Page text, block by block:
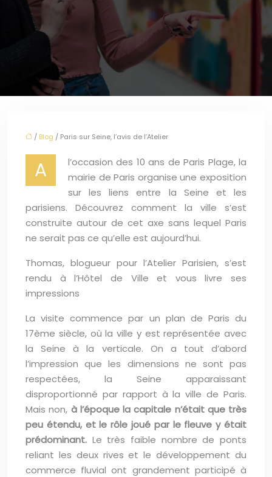
/ Blog / Paris sur Seine, l’avis de l’Atelier
A
l’occasion des 10 ans de Paris Plage, la
mairie de Paris organise une exposition
sur les liens entre la Seine et les
parisiens. Découvrez comment la ville s’est
construite autour de cet axe sans lequel Paris
ne serait pas ce qu’elle est aujourd’hui.
Thomas, blogueur pour l’Atelier Parisien, s’est
rendu à l’Hôtel de Ville et vous livre ses
impressions
La visite commence par un plan de Paris du
17ème siècle, où la ville y est représentée avec
la Seine à la verticale. On a tout d’abord
l’impression que les dimensions ne sont pas
respectées, la Seine apparaissant
disproportionné par rapport à la ville de Paris.
Mais non, à l’époque la capitale n’était que très
peu étendu, et le rôle joué par le fleuve y était
prédominant. Le très faible nombre de ponts
reliant les deux rives et le développement du
commerce fluvial ont grandement participé à